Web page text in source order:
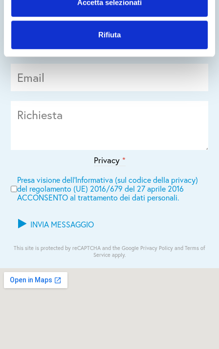
Accetta selezionati
Rifiuta
Privacy *
Presa visione dell'Informativa (sul codice della privacy)
del regolamento (UE) 2016/679 del 27 aprile 2016
ACCONSENTO al trattamento dei dati personali.
INVIA MESSAGGIO
reCAPTCHA*
This site is protected by reCAPTCHA and the Google Privacy Policy and Terms of
Serviceapply.